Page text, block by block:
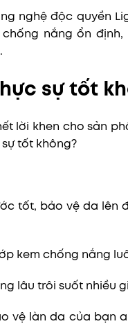
nghệ độc quyền
nắng ổn
sự tốt
lời khen cho sản
tốt không?
tốt, bảo vệ da lên
kem chống nắng
lâu trôi suốt nhiều
vệ làn da của bạn